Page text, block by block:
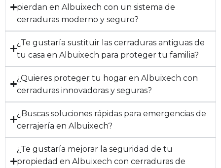
pierdan en Albuixech con un sistema de
cerraduras moderno y seguro?
¿Te gustaría sustituir las cerraduras antiguas de
tu casa en Albuixech para proteger tu familia?
¿Quieres proteger tu hogar en Albuixech con
cerraduras innovadoras y seguras?
¿Buscas soluciones rápidas para emergencias de
cerrajería en Albuixech?
¿Te gustaría mejorar la seguridad de tu
propiedad en Albuixech con cerraduras de